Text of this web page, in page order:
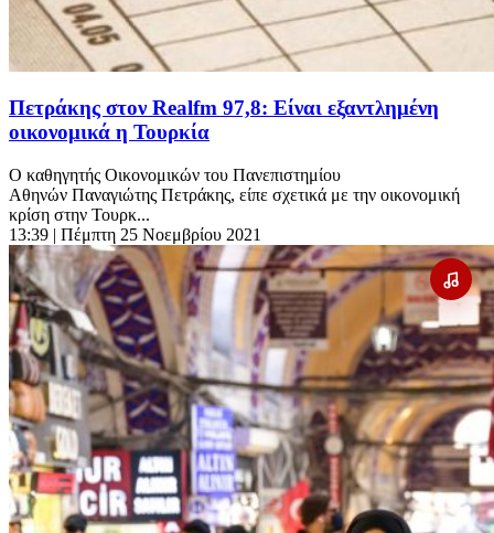
Πετράκης στον Realfm 97,8: Είναι εξαντλημένη
οικονομικά η Τουρκία
Ο καθηγητής Οικονομικών του Πανεπιστημίου
Αθηνών Παναγιώτης Πετράκης, είπε σχετικά με την οικονομική
κρίση στην Τουρκ...
13:39 | Πέμπτη 25 Νοεμβρίου 2021